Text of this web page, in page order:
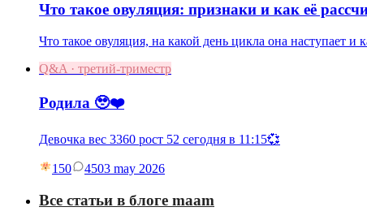
Что такое овуляция: признаки и как её
Что такое овуляция, на какой день цикла она наступает
Q&A · третий-триместр
Родила 🥹❤️
Девочка вес 3360 рост 52 сегодня в 11:15💞
150 4503 may 2026
Все статьи в блоге maam